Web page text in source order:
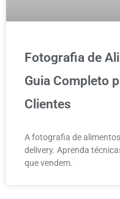
Fotografia de
Guia Completo
Clientes
A fotografia de
delivery. Aprenda
que vendem.